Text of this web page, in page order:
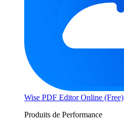
Wise PDF Editor Online (Free)
Produits de Performance